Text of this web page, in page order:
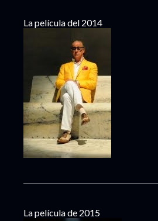
La película del 2014
La película de 2015